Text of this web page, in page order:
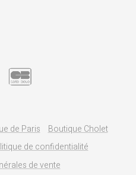
de Paris
Boutique Cholet
de confidentialité
de vente